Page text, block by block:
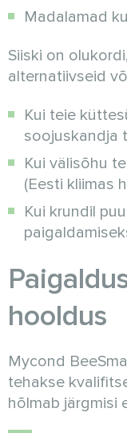
Madalamad
Siiski on
alternatiivseid
Kui teie
soojuskandja
Kui välisõhu
(Eesti kliimas
Kui krundil
hooldus
Mycond
tehakse
hõlmab järgmisi